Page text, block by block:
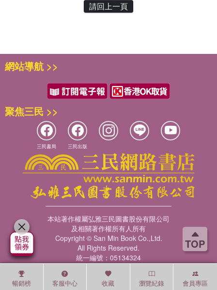
TOP
請回上一頁
暢銷榜 客服中心 收藏 瀏覽紀錄 會員專區
網站導航 >>
聚焦三民 >>
三民書局 三民出版
本站著作權屬弘雅三民圖書股份有限公司
及相關著作權所有人所有
Copyright © San Min Book Co.,Ltd.
All Rights Reserved.
統一編號：05134324